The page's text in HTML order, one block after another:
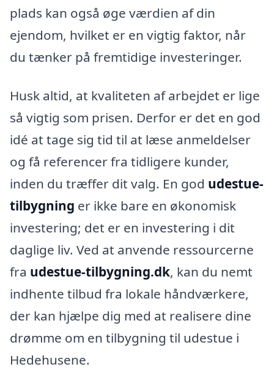
plads kan også øge værdien af din
ejendom, hvilket er en vigtig faktor, når
du tænker på fremtidige investeringer.
Husk altid, at kvaliteten af arbejdet er lige
så vigtig som prisen. Derfor er det en god
idé at tage sig tid til at læse anmeldelser
og få referencer fra tidligere kunder,
inden du træffer dit valg. En god udestue-
tilbygning er ikke bare en økonomisk
investering; det er en investering i dit
daglige liv. Ved at anvende ressourcerne
fra udestue-tilbygning.dk, kan du nemt
indhente tilbud fra lokale håndværkere,
der kan hjælpe dig med at realisere dine
drømme om en tilbygning til udestue i
Hedehusene.